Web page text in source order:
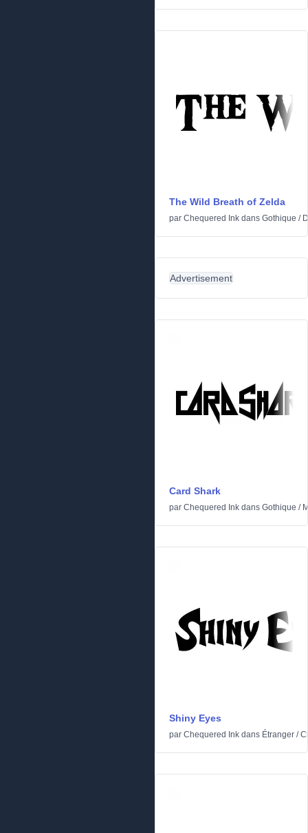
The Wild Breath of Zelda
par Chequered Ink dans Gothique /
Advertisement
Card Shark
par Chequered Ink dans Gothique /
Shiny Eyes
par Chequered Ink dans Étranger /